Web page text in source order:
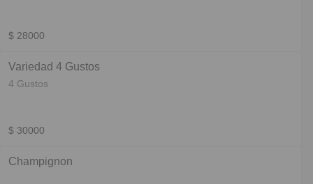
$ 28000
Variedad 4 Gustos
4 Gustos
$ 30000
Champignon